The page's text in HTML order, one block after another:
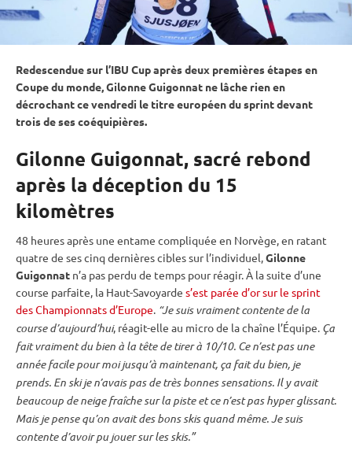
Redescendue sur l’IBU Cupaprès deux premières étapes en
Coupe du monde, Gilonne Guigonnat ne lâche rien en
décrochant ce vendredi le titre européen dusprintdevant
trois de ses coéquipières.
Gilonne Guigonnat, sacré rebond
après la déception du 15
kilomètres
48 heures après une entame compliquée en Norvège, en ratant
quatre de ses cinq dernières cibles sur l’individuel,Gilonne
Guigonnat n’a pas perdu de temps pour réagir. À la suite d’une
course parfaite, la Haut-Savoyarde s’est parée d’or sur le sprint
des Championnats d’Europe. “Je suis vraiment contente de la
course d’aujourd’hui, réagit-elle au micro de la chaîne l’Équipe. Ça
fait vraiment du bien à la tête de tirer à 10/10. Ce n’est pas une
année facile pour moi jusqu’à maintenant, ça fait du bien, je
prends. En ski je n’avais pas de très bonnes sensations. Il y avait
beaucoup de neige fraîche sur la pisteet ce n’est pas hyper glissant.
Mais je pense qu’on avait des bons skis quand même. Je suis
contente d’avoir pu jouer sur les skis.”